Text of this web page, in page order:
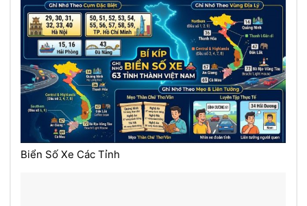
Biển Số Xe Các Tỉnh